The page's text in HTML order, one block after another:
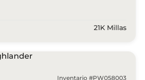
21K Millas
Inventario #PW058003